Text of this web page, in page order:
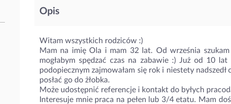
Opis
Witam wszystkich rodziców :)
Mam na imię Ola i mam 32 lat. Od września
mogłabym spędzać czas na zabawie :) Już od 10
podopiecznym zajmowałam się rok i niestety
posłać go do żłobka.
Może udostępnić referencje i kontakt do byłych
Interesuje mnie praca na pełen lub 3/4 etatu. Mam